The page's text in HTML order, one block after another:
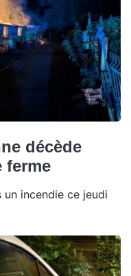
décède
ferme
un incendie ce jeudi